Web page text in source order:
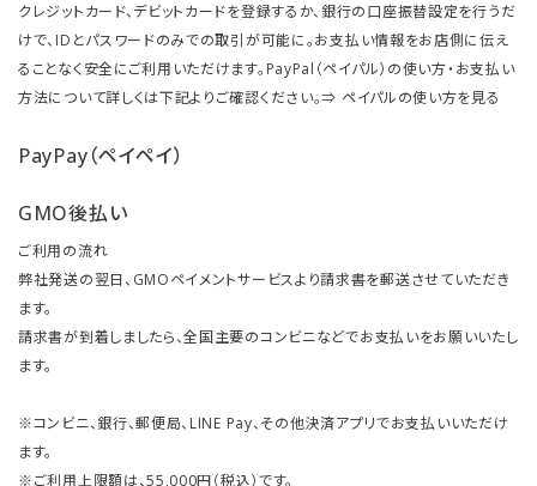
クレジットカード、デビットカードを登録するか、銀行の口座振替設定を行うだ
けで、IDとパスワードのみでの取引が可能に。お支払い情報をお店側に伝え
ることなく安全にご利用いただけます。PayPal（ペイパル）の使い方・お支払い
方法について詳しくは下記よりご確認ください。⇒ ペイパルの使い方を見る
PayPay（ペイペイ）
GMO後払い
ご利用の流れ
弊社発送の翌日、GMOペイメントサービスより請求書を郵送させていただき
ます。
請求書が到着しましたら、全国主要のコンビニなどでお支払いをお願いいたし
ます。
※コンビニ、銀行、郵便局、LINE Pay、その他決済アプリでお支払いいただけ
ます。
※ご利用上限額は、55,000円（税込）です。